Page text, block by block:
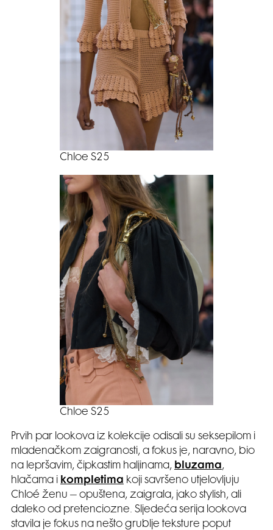
Chloe S25
Chloe S25
Prvih par lookova iz kolekcije odisali su seksepilom i
mladenačkom zaigranosti, a fokus je, naravno, bio
na lepršavim, čipkastim haljinama, bluzama,
hlačama i
kompletima koji savršeno utjelovljuju
Chloé ženu – opuštena, zaigrala, jako stylish, ali
daleko od pretenciozne. Sljedeća serija lookova
stavila je fokus na nešto grublje teksture poput